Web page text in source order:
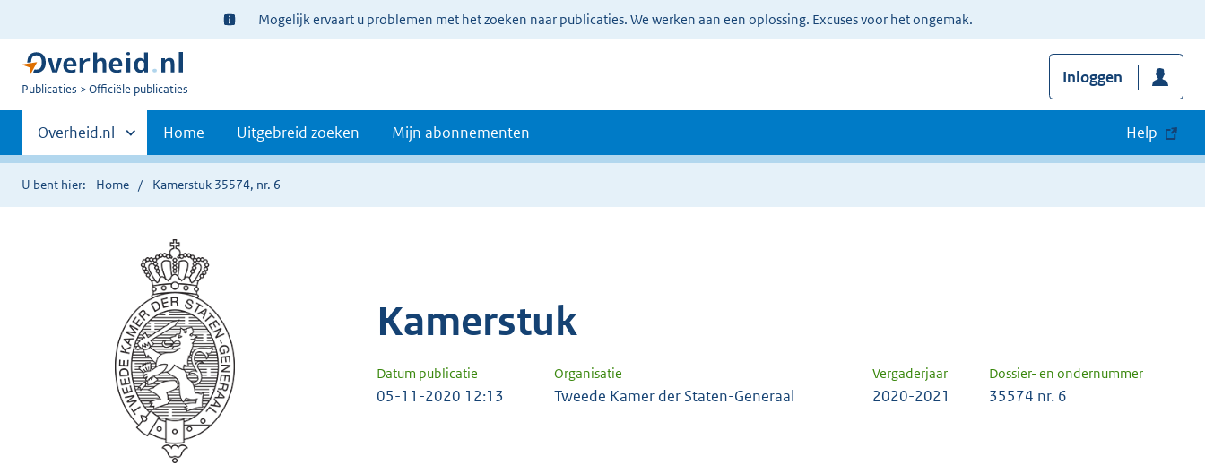
Ter
informatie:
Mogelijk ervaart u problemen met het zoeken naar publicaties. We werken aan een oplossing. Excuses voor het ongemak.
U
Publicaties Officiële publicaties
Inloggen
Primaire
navigatie
Andere
sites
binnen
Overheid.nl Home Uitgebreid zoeken Mijn abonnementen Help
U bent hier: Home Kamerstuk 35574, nr. 6
Kamerstuk
Datum publicatie Organisatie Vergaderjaar Dossier- en ondernummer
05-11-2020 12:13 Tweede Kamer der Staten-Generaal 2020-2021 35574 nr. 6